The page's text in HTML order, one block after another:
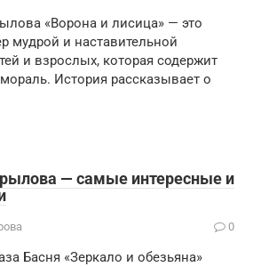
«Ворона и лисица» — это
мудрой и наставительной
и взрослых, которая содержит
История рассказывает о
— самые интересные и
0
Басня «Зеркало и обезьяна»